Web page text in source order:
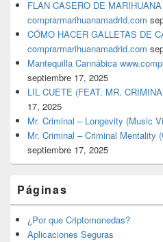
FLAN CASERO DE
comprarmarihuanamadrid.com
CÓMO HACER GALLETAS DE
comprarmarihuanamadrid.com
Mantequilla Cannábica
septiembre 17, 2025
LIL CUETE (FEAT. MR.
17, 2025
Mr. Criminal – Longevity (Music
Mr. Criminal – Criminal Mentality
septiembre 17, 2025
Páginas
¿Por que Criptomonedas?
Aplicaciones Seguras